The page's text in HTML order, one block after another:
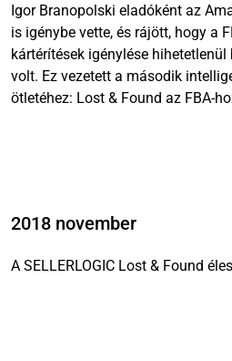
Igor Branopolski eladóként az
is igénybe vette, és rájött, hogy a
kártérítések igénylése
volt. Ez vezetett a második
ötletéhez: Lost & Found az FBA-
2018 november
A SELLERLOGIC Lost & Found